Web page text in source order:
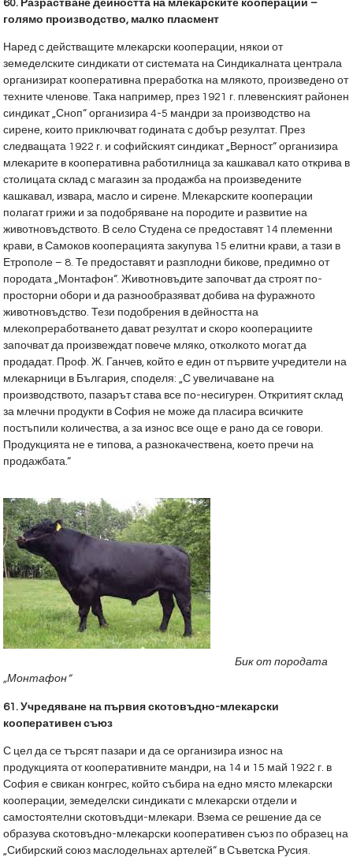
60. Разрастване дейността на млекарските кооперации –
голямо производство, малко пласмент
Наред с действащите млекарски кооперации, някои от
земеделските синдикати от системата на Синдикалната централа
организират кооперативна преработка на млякото, произведено от
техните членове. Така например, през 1921 г. плевенският районен
синдикат „Сноп“ организира 4-5 мандри за производство на
сирене, които приключват годината с добър резултат. През
следващата 1922 г. и софийският синдикат „Верност“ организира
млекарите в кооперативна работилница за кашкавал като открива в
столицата склад с магазин за продажба на произведените
кашкавал, извара, масло и сирене. Млекарските кооперации
полагат грижи и за подобряване на породите и развитие на
животновъдството. В село Студена се предоставят 14 племенни
крави, в Самоков кооперацията закупува 15 елитни крави, а тази в
Етрополе – 8. Те предоставят и разплодни бикове, предимно от
породата „Монтафон“. Животновъдите започват да строят по-
просторни обори и да разнообразяват добива на фуражното
животновъдство. Тези подобрения в дейността на
млекопреработването дават резултат и скоро кооперациите
започват да произвеждат повече мляко, отколкото могат да
продадат. Проф. Ж. Ганчев, който е един от първите учредители на
млекарници в България, споделя: „С увеличаване на
производството, пазарът става все по-несигурен. Откритият склад
за млечни продукти в София не може да пласира всичките
постъпили количества, а за износ все още е рано да се говори.
Продукцията не е типова, а разнокачествена, което пречи на
продажбата.“
Бик от породата
„Монтафон“
61. Учредяване на първия скотовъдно-млекарски
кооперативен съюз
С цел да се търсят пазари и да се организира износ на
продукцията от кооперативните мандри, на 14 и 15 май 1922 г. в
София е свикан конгрес, който събира на едно място млекарски
кооперации, земеделски синдикати с млекарски отдели и
самостоятелни скотовъдци-млекари. Взема се решение да се
образува скотовъдно-млекарски кооперативен съюз по образец на
„Сибирский союз маслодельнах артелей“ в Съветска Русия.